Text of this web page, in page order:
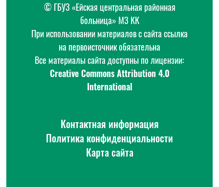
© ГБУЗ «Ейская центральная районная
больница» МЗ КК
При использовании материалов с сайта ссылка
на первоисточник обязательна
Все материалы сайта доступны по лицензии:
Creative Commons Attribution 4.0
International
Контактная информация
Политика конфиденциальности
Карта сайта